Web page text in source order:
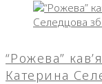
“Рожева”
Катерина